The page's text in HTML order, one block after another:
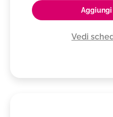
Aggiungi
Vedi